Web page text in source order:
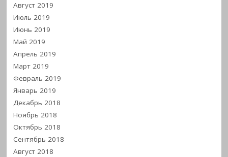
Август 2019
Июль 2019
Июнь 2019
Май 2019
Апрель 2019
Март 2019
Февраль 2019
Январь 2019
Декабрь 2018
Ноябрь 2018
Октябрь 2018
Сентябрь 2018
Август 2018